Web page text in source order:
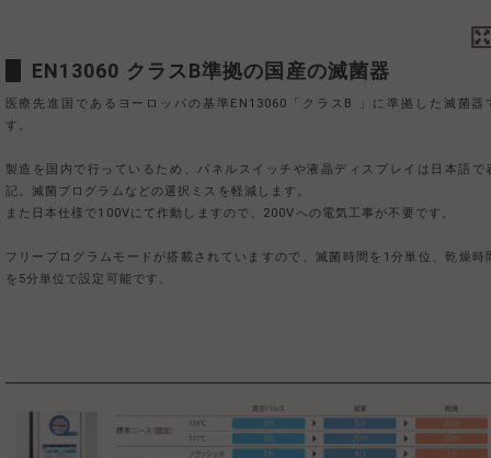
EN13060 クラスB準拠の国産の滅菌器
医療先進国であるヨーロッパの基準EN13060「クラスB 」に準拠した滅菌器
す。
製造を国内で行っているため、パネルスイッチや液晶ディスプレイは日本語で
記。滅菌プログラムなどの選択ミスを軽減します。
また日本仕様で100Vにて作動しますので、200Vへの電気工事が不要です。
フリープログラムモードが搭載されていますので、滅菌時間を1分単位、乾燥時
を5分単位で設定可能です。